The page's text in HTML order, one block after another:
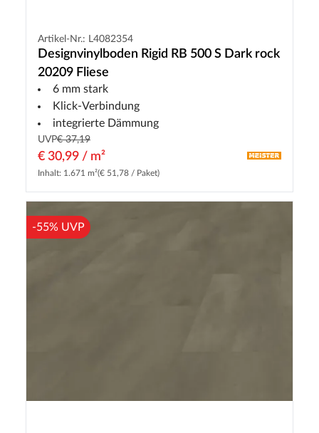
Artikel-Nr.: L4082354
Designvinylboden Rigid RB 500 S Dark rock
20209 Fliese
6 mm stark
Klick-Verbindung
integrierte Dämmung
UVP€ 37,19
€ 30,99 / m²
Inhalt: 1.671 m²(€ 51,78 / Paket)
-55% UVP